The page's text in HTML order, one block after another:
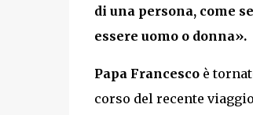
di una persona, come
essere uomo o donna».
Papa Francescoè
corso del recente